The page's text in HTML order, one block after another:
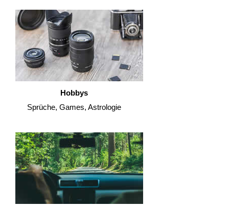
Hobbys
Sprüche, Games, Astrologie